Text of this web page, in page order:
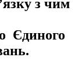
з чим
Єдиного